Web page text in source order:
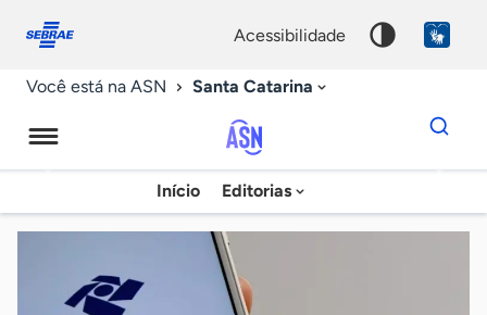
conosco
acessibilidade
Você está na ASN Santa Catarina
Agência
Sebrae
de
Notícias
Início Editorias
Dados
para
chave